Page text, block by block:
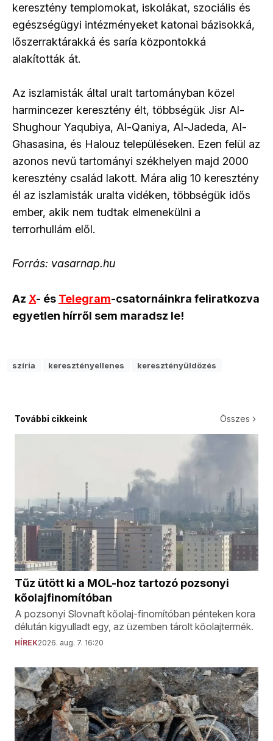
keresztény templomokat, iskolákat, szociális és
egészségügyi intézményeket katonai bázisokká,
lőszerraktárakká és saría központokká
alakították át.
Az iszlamisták által uralt tartományban közel
harmincezer keresztény élt, többségük Jisr Al-
Shughour Yaqubiya, Al-Qaniya, Al-Jadeda, Al-
Ghasasina, és Halouz településeken. Ezen felül az
azonos nevű tartományi székhelyen majd 2000
keresztény család lakott. Mára alig 10 keresztény
él az iszlamisták uralta vidéken, többségük idős
ember, akik nem tudtak elmenekülni a
terrorhullám elől.
Forrás: vasarnap.hu
Az X- és Telegram-csatornáinkra feliratkozva
egyetlen hírről sem maradsz le!
szíria keresztényellenes keresztényüldözés
További cikkeink Összes
Tűz ütött ki a MOL-hoz tartozó pozsonyi
kőolajfinomítóban
A pozsonyi Slovnaft kőolaj-finomítóban pénteken kora
délután kigyulladt egy, az üzemben tárolt kőolajtermék.
HÍREK2026. aug. 7. 16:20